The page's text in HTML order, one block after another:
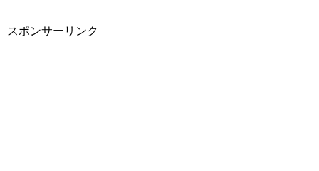
スポンサーリンク